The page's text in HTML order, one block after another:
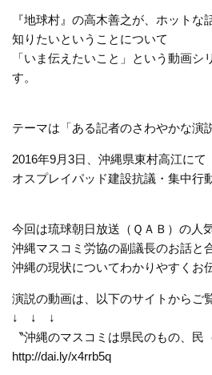
『地球村』の高木善之が、ホットな
知りたいということについて
「いま伝えたいこと」という動画シ
す。
テーマは「ある記者のさわやかな演
2016年9月3日、沖縄県東村高江にて
オスプレイパッド建設抗議・集中行
今回は琉球朝日放送（ＱＡＢ）の人
沖縄マスコミ労協の副議長のお話と
沖縄の現状についてわかりやすくお
演説の動画は、以下のサイトからご
↓ ↓ ↓
〝沖縄のマスコミは県民のもの、民
http://dai.ly/x4rrb5q